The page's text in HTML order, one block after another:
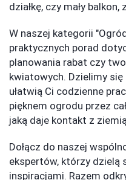
działkę, czy mały
W naszej kategorii
praktycznych porad
planowania rabat czy
kwiatowych. Dzielimy
ułatwią Ci codzienne
pięknem ogrodu przez
jaką daje kontakt z
Dołącz do naszej
ekspertów, którzy dzielą
inspiracjami. Razem